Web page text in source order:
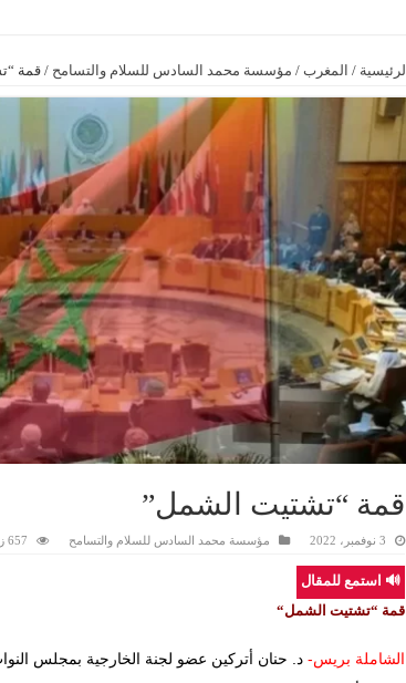
الرئيسية / المغرب / مؤسسة محمد السادس للسلام والتسامح / قمة
قمة “تشتيت الشمل”
3 نوفمبر، 2022 مؤسسة محمد السادس للسلام والتسامح 657 زيارة
🔊 استمع للمقال
قمة “تشتيت الشمل“
الشاملة بريس- د. حنان أتركين عضو لجنة الخارجية بمجلس